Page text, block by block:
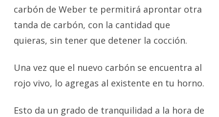
carbón de Weber te permitirá aprontar otra
tanda de carbón, con la cantidad que
quieras, sin tener que detener la cocción.
Una vez que el nuevo carbón se encuentra al
rojo vivo, lo agregas al existente en tu horno.
Esto da un grado de tranquilidad a la hora de